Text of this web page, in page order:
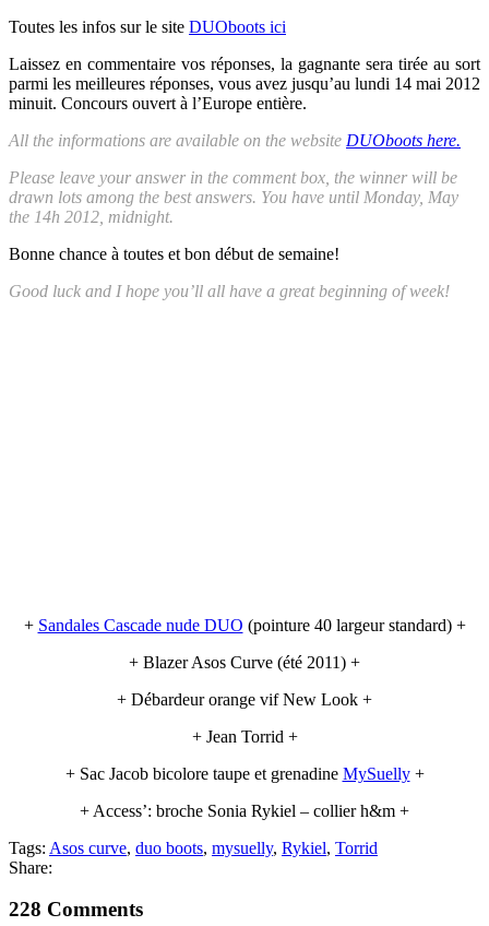
Toutes les infos sur le site DUOboots ici
Laissez en commentaire vos réponses, la gagnante sera tirée au sort
parmi les meilleures réponses, vous avez jusqu’au lundi 14 mai 2012
minuit. Concours ouvert à l’Europe entière.
All the informations are available on the website DUOboots here.
Please leave your answer in the comment box, the winner will be
drawn lots among the best answers. You have until Monday, May
the 14h 2012, midnight.
Bonne chance à toutes et bon début de semaine!
Good luck and I hope you’ll all have a great beginning of week!
+ Sandales Cascade nude DUO (pointure 40 largeur standard) +
+ Blazer Asos Curve (été 2011) +
+ Débardeur orange vif New Look +
+ Jean Torrid +
+ Sac Jacob bicolore taupe et grenadine MySuelly+
+ Access’: broche Sonia Rykiel – collier h&m +
Tags: Asos curve, duo boots, mysuelly, Rykiel, Torrid
Share:
228 Comments